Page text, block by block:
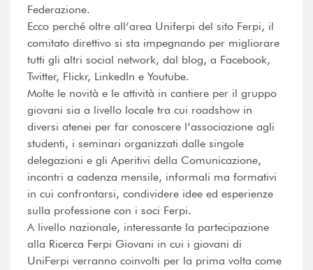
Federazione.
Ecco perché oltre all’area Uniferpi del sito Ferpi, il
comitato direttivo si sta impegnando per migliorare
tutti gli altri social network, dal blog, a Facebook,
Twitter, Flickr, LinkedIn e Youtube.
Molte le novità e le attività in cantiere per il gruppo
giovani sia a livello locale tra cui roadshow in
diversi atenei per far conoscere l’associazione agli
studenti, i seminari organizzati dalle singole
delegazioni e gli Aperitivi della Comunicazione,
incontri a cadenza mensile, informali ma formativi
in cui confrontarsi, condividere idee ed esperienze
sulla professione con i soci Ferpi.
A livello nazionale, interessante la partecipazione
alla Ricerca Ferpi Giovani in cui i giovani di
UniFerpi verranno coinvolti per la prima volta come